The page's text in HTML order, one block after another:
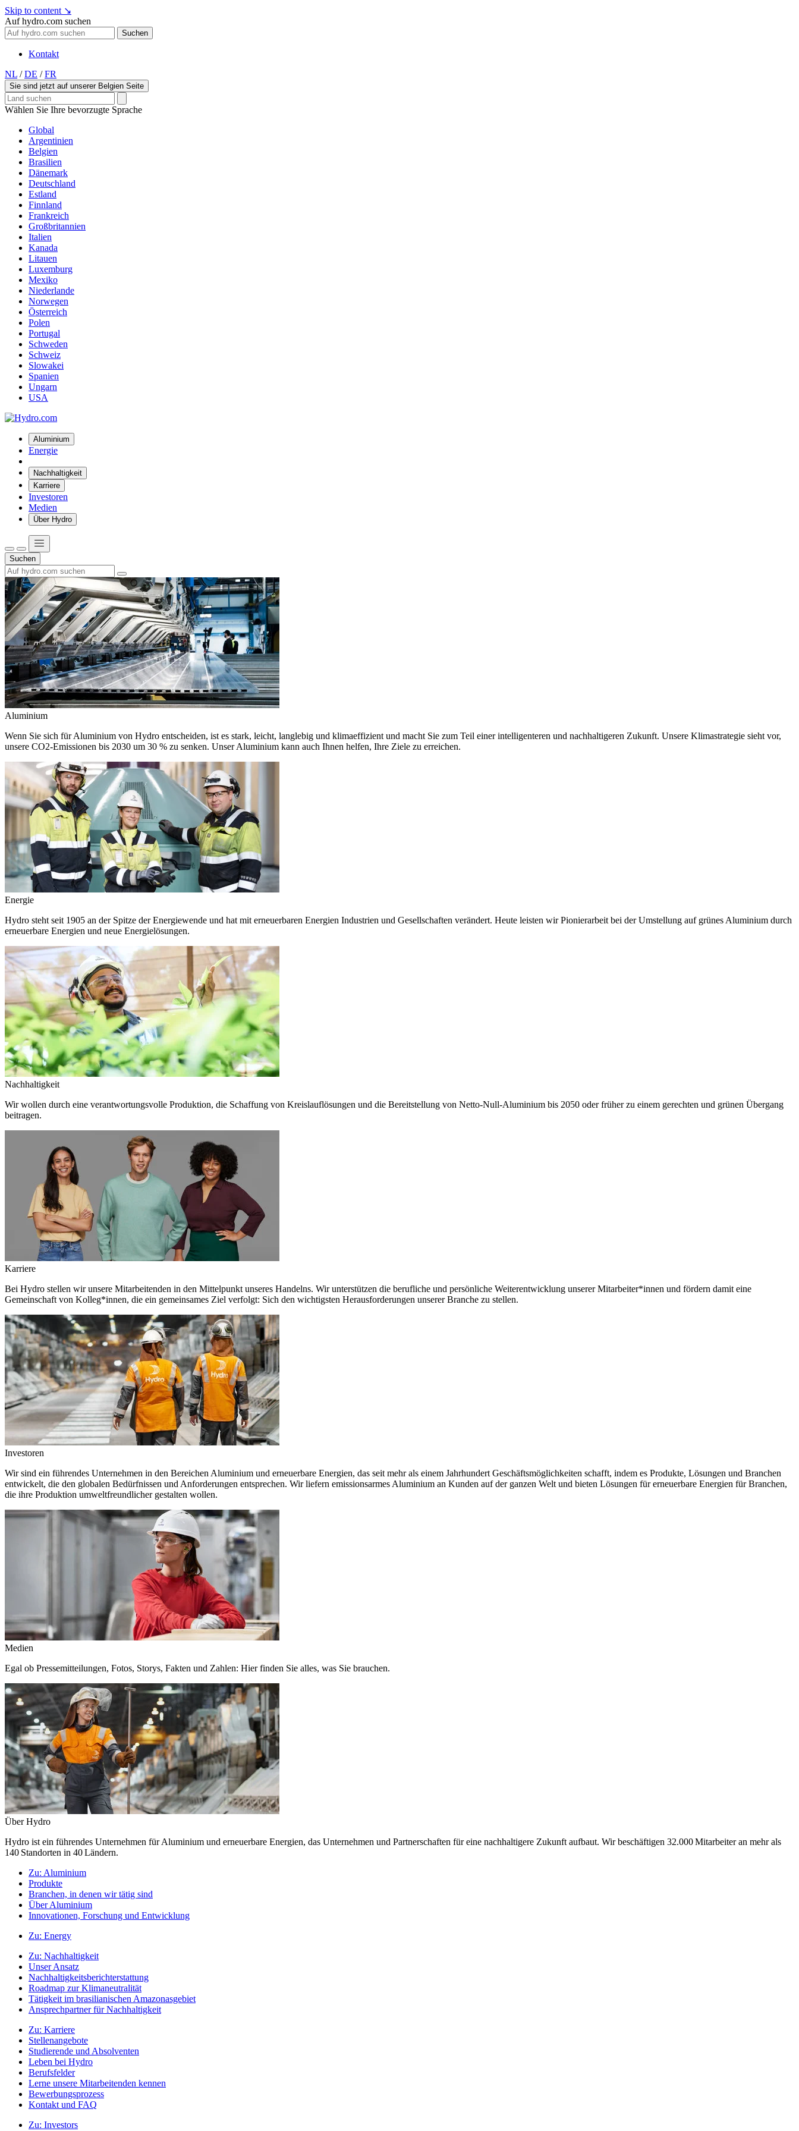
Skip to content ↘
Auf hydro.com suchen
Suchen
Kontakt
NL / DE / FR
Sie sind jetzt auf unserer Belgien Seite
Wählen Sie Ihre bevorzugte Sprache
Global
Argentinien
Belgien
Brasilien
Dänemark
Deutschland
Estland
Finnland
Frankreich
Großbritannien
Italien
Kanada
Litauen
Luxemburg
Mexiko
Niederlande
Norwegen
Österreich
Polen
Portugal
Schweden
Schweiz
Slowakei
Spanien
Ungarn
USA
Aluminium
Energie
Nachhaltigkeit
Karriere
Investoren
Medien
Über Hydro
Suchen
Aluminium
Wenn Sie sich für Aluminium von Hydro entscheiden, ist es stark, leicht, langlebig und klimaeffizient und macht Sie zum Teil einer intelligenteren und nachhaltigeren Zukunft. Unsere Klimastrategie sieht vor,
unsere CO2-Emissionen bis 2030 um 30 % zu senken. Unser Aluminium kann auch Ihnen helfen, Ihre Ziele zu erreichen.
Energie
Hydro steht seit 1905 an der Spitze der Energiewende und hat mit erneuerbaren Energien Industrien und Gesellschaften verändert. Heute leisten wir Pionierarbeit bei der Umstellung auf grünes Aluminium durch
erneuerbare Energien und neue Energielösungen.
Nachhaltigkeit
Wir wollen durch eine verantwortungsvolle Produktion, die Schaffung von Kreislauflösungen und die Bereitstellung von Netto-Null-Aluminium bis 2050 oder früher zu einem gerechten und grünen Übergang
beitragen.
Karriere
Bei Hydro stellen wir unsere Mitarbeitenden in den Mittelpunkt unseres Handelns. Wir unterstützen die berufliche und persönliche Weiterentwicklung unserer Mitarbeiter*innen und fördern damit eine
Gemeinschaft von Kolleg*innen, die ein gemeinsames Ziel verfolgt: Sich den wichtigsten Herausforderungen unserer Branche zu stellen.
Investoren
Wir sind ein führendes Unternehmen in den Bereichen Aluminium und erneuerbare Energien, das seit mehr als einem Jahrhundert Geschäftsmöglichkeiten schafft, indem es Produkte, Lösungen und Branchen
entwickelt, die den globalen Bedürfnissen und Anforderungen entsprechen. Wir liefern emissionsarmes Aluminium an Kunden auf der ganzen Welt und bieten Lösungen für erneuerbare Energien für Branchen,
die ihre Produktion umweltfreundlicher gestalten wollen.
Medien
Egal ob Pressemitteilungen, Fotos, Storys, Fakten und Zahlen: Hier finden Sie alles, was Sie brauchen.
Über Hydro
Hydro ist ein führendes Unternehmen für Aluminium und erneuerbare Energien, das Unternehmen und Partnerschaften für eine nachhaltigere Zukunft aufbaut. Wir beschäftigen 32.000 Mitarbeiter an mehr als
140 Standorten in 40 Ländern.
Zu: Aluminium
Produkte
Branchen, in denen wir tätig sind
Über Aluminium
Innovationen, Forschung und Entwicklung
Zu: Energy
Zu: Nachhaltigkeit
Unser Ansatz
Nachhaltigkeitsberichterstattung
Roadmap zur Klimaneutralität
Tätigkeit im brasilianischen Amazonasgebiet
Ansprechpartner für Nachhaltigkeit
Zu: Karriere
Stellenangebote
Studierende und Absolventen
Leben bei Hydro
Berufsfelder
Lerne unsere Mitarbeitenden kennen
Bewerbungsprozess
Kontakt und FAQ
Zu: Investors